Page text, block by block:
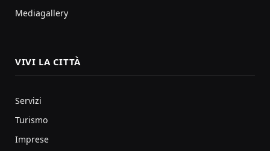
Mediagallery
VIVI LA CITTÀ
Servizi
Turismo
Imprese